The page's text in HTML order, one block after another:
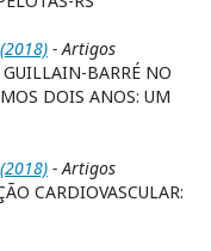
- Artigos
BARRÉ NO
DOIS ANOS: UM
- Artigos
CARDIOVASCULAR: